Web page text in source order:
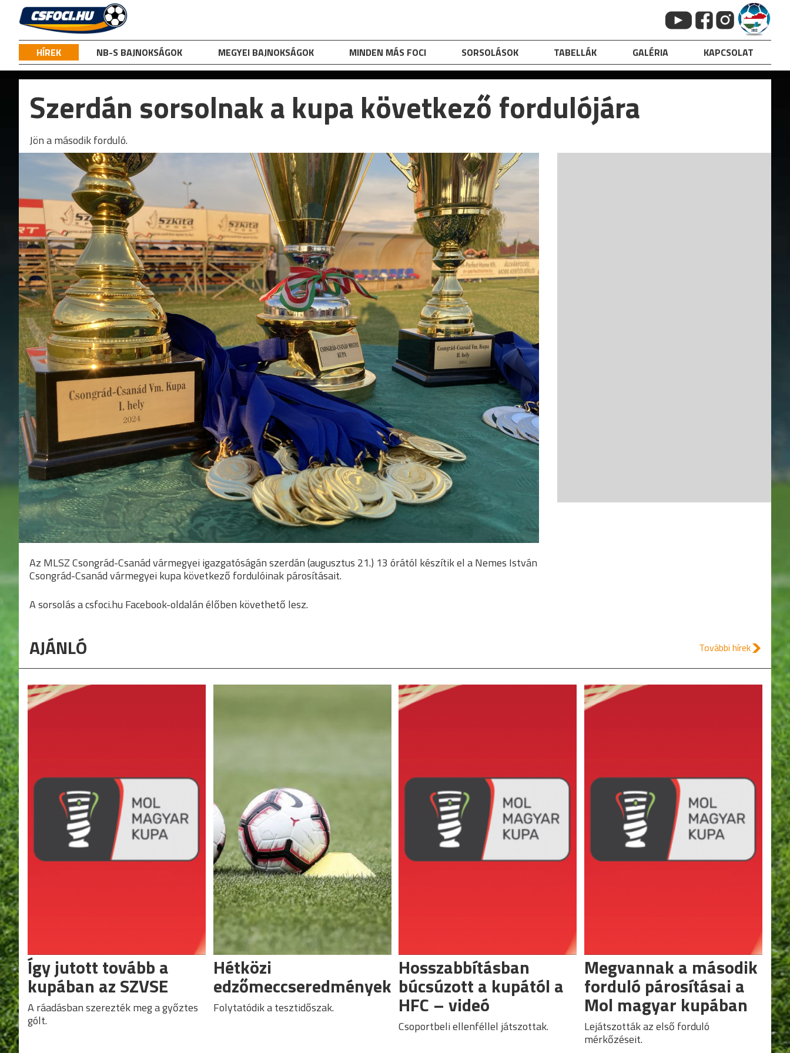
content
HÍREK NB-S BAJNOKSÁGOK MEGYEI BAJNOKSÁGOK MINDEN MÁS FOCI SORSOLÁSOK TABELLÁK GALÉRIA KAPCSOLAT
Szerdán sorsolnak a kupa következő fordulójára
Jön a második forduló.
Az MLSZ Csongrád-Csanád vármegyei igazgatóságán szerdán (augusztus 21.) 13 órától készítik el a Nemes István
Csongrád-Csanád vármegyei kupa következő fordulóinak párosításait.
A sorsolás a csfoci.hu Facebook-oldalán élőben követhető lesz.
AJÁNLÓ További hírek
Így jutott tovább a
kupában az SZVSE
A ráadásban szerezték meg a győztes
gólt.
Hétközi
edzőmeccseredmények
Folytatódik a tesztidőszak.
Hosszabbításban
búcsúzott a kupától a
HFC – videó
Csoportbeli ellenféllel játszottak.
Megvannak a második
forduló párosításai a
Mol magyar kupában
Lejátszották az első forduló
mérkőzéseit.